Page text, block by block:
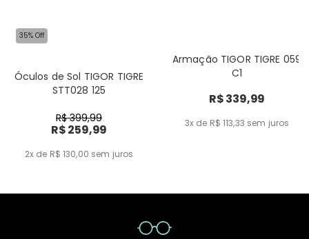
35% Off
Óculos de Sol TIGOR TIGRE
STT028 125
R$ 399,99
R$ 259,99
2x de R$ 130,00 sem juros
Armação TIGOR TIGRE 059
C1
R$ 339,99
3x de R$ 113,33 sem juros